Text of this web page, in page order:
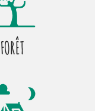
FORÊT